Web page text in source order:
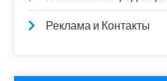
Реклама и Контакты